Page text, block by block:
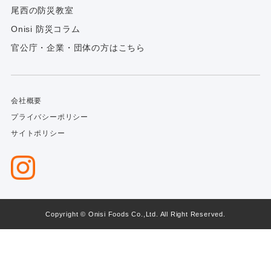
尾西の防災教室
Onisi 防災コラム
官公庁・企業・団体の方はこちら
会社概要
プライバシーポリシー
サイトポリシー
Copyright © Onisi Foods Co.,Ltd. All Right Reserved.